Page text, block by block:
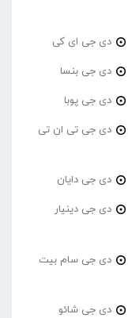
دی جی ای کی
دی جی بنسا
دی جی پوبا
دی جی تی ان تی
دی جی دایان
دی جی دینیار
دی جی سام بیت
دی جی شائو